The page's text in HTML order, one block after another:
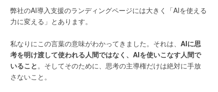
弊社のAI導入支援のランディングページには大きく「AIを使える
力に変える」とあります。
私なりにこの言葉の意味がわかってきました。それは、AIに思
考を明け渡して使われる人間ではなく、AIを使いこなす人間で
いること 。そしてそのために、思考の主導権だけは絶対に手放
さないこと。